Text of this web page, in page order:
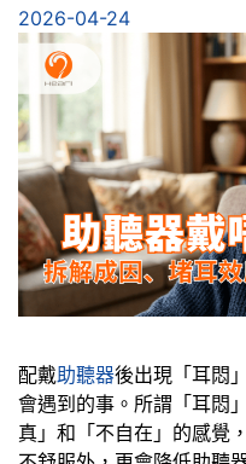
2026-04-24
配戴助聽器後出現「耳悶
會遇到的事。所謂「耳悶
真」和「不自在」的感覺